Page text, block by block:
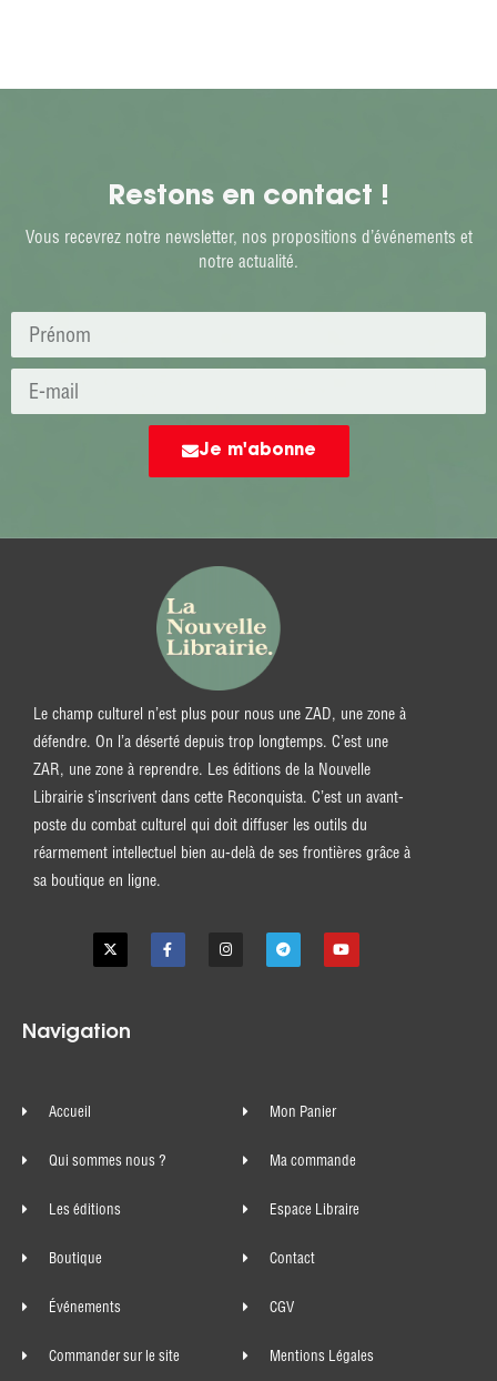
Restons en contact !
Vous recevrez notre newsletter, nos propositions d’événements et
notre actualité.
Je m'abonne
Le champ culturel n’est plus pour nous une ZAD, une zone à
défendre. On l’a déserté depuis trop longtemps. C’est une
ZAR, une zone à reprendre. Les éditions de la Nouvelle
Librairie s’inscrivent dans cette Reconquista. C’est un avant-
poste du combat culturel qui doit diffuser les outils du
réarmement intellectuel bien au-delà de ses frontières grâce à
sa boutique en ligne.
Navigation
Accueil
Qui sommes nous ?
Les éditions
Boutique
Événements
Commander sur le site
Mon Panier
Ma commande
Espace Libraire
Contact
CGV
Mentions Légales